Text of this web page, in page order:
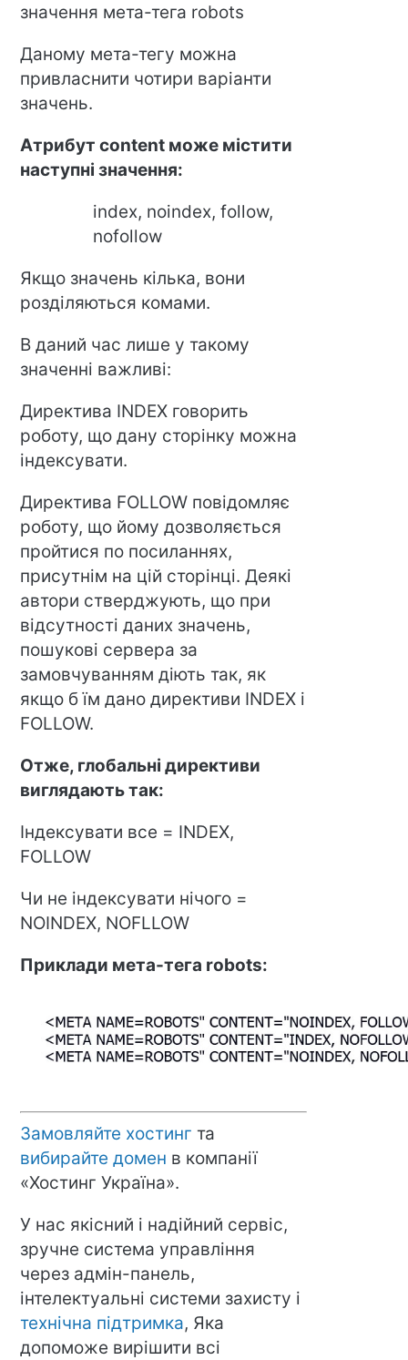
значення мета-тега robots
Даному мета-тегу можна
привласнити чотири варіанти
значень.
Атрибут content може містити
наступні значення:
index, noindex, follow,
nofollow
Якщо значень кілька, вони
розділяються комами.
В даний час лише у такому
значенні важливі:
Директива INDEX говорить
роботу, що дану сторінку можна
індексувати.
Директива FOLLOW повідомляє
роботу, що йому дозволяється
пройтися по посиланнях,
присутнім на цій сторінці. Деякі
автори стверджують, що при
відсутності даних значень,
пошукові сервера за
замовчуванням діють так, як
якщо б їм дано директиви INDEX і
FOLLOW.
Отже, глобальні директиви
виглядають так:
Індексувати все = INDEX,
FOLLOW
Чи не індексувати нічого =
NOINDEX, NOFLLOW
Приклади мета-тега robots:
Замовляйте хостинг та
вибирайте домен в компанії
«Хостинг Україна».
У нас якісний і надійний сервіс,
зручне система управління
через адмін-панель,
інтелектуальні системи захисту і
технічна підтримка, Яка
допоможе вирішити всі